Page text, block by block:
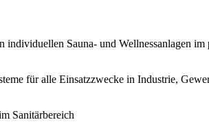
ein
geht.
individuellen Sauna- und Wellnessanlagen im
für alle Einsatzzwecke in Industrie,
Sanitärbereich